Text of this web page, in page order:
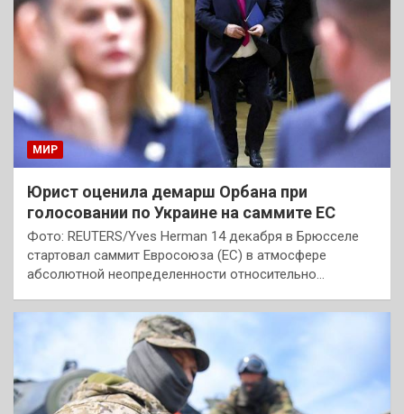
МИР
Юрист оценила демарш Орбана при
голосовании по Украине на саммите ЕС
Фото: REUTERS/Yves Herman 14 декабря в Брюсселе
стартовал саммит Евросоюза (ЕС) в атмосфере
абсолютной неопределенности относительно…